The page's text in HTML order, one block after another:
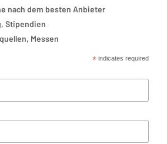
nach dem besten Anbieter
Stipendien
Messen
*indicates required